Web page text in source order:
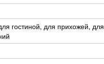
гостиной, для прихожей, для